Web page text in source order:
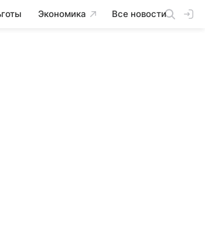
Экономика Все новости